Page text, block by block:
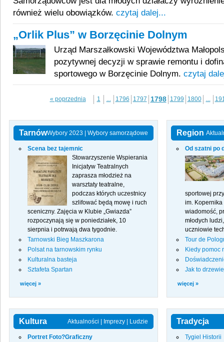
również wielu obowiązków. czytaj dalej...
„Orlik Plus” w Borzęcinie Dolnym
Urząd Marszałkowski Województwa
pozytywnej decyzji w sprawie remontu i
sportowego w Borzęcinie Dolnym. czytaj
« poprzednia 1 ... 1796 1797 1798 1799 1800 ...
TarnówWybory 2023 Wybory samorządowe
Scena bez tajemnic
Stowarzyszenie Wspierania
Inicjatyw Teatralnych
zaprasza młodzież na
warsztaty teatralne,
podczas których uczestnicy
szlifować będą mowę i ruch
sceniczny. Zajęcia w Klubie „Gwiazda”
rozpoczynają się w poniedziałek, 10
sierpnia i potrwają dwa tygodnie.
Tarnowski Bieg Maszkarona
Polsat na tarnowskim rynku
Kulturalna basteja
Sztafeta Spartan
więcej »
Region
Od szatni po
sportowej
im. Kopernika
wiadomość,
młodych
uczniowie
Tour de
Kiedy pomoc
Jak to
więcej »
Kultura Aktualności Imprezy Ludzie
Portret Foto?Graficzny
Tradycja
Tygiel Historii